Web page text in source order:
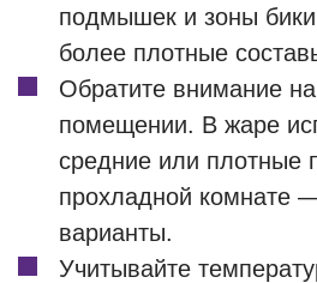
подмышек и зоны
более плотные
Обратите внимание
помещении. В жаре
средние или плотные
прохладной комнате
варианты.
Учитывайте